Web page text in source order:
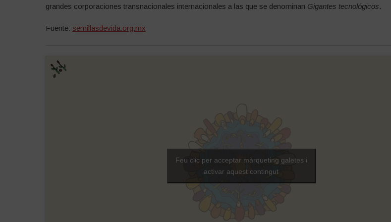
grandes corporaciones transnacionales internacionales a las que se denominan Gigantes tecnológicos.
Fuente: semillasdevida.org.mx
Feu clic per acceptar màrqueting galetes i
activar aquest contingut